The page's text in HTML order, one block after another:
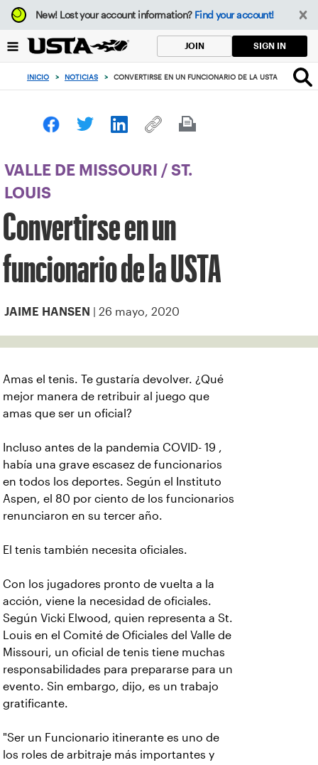
Enfoque
desde
botón
volver
principio
New!Lost your account information? Find your account!
JOIN SIGN IN
INICIO > NOTICIAS > CONVERTIRSE EN UN FUNCIONARIO DE LA USTA
VALLE DE MISSOURI / ST.
LOUIS
Convertirse en un
funcionario de la USTA
JAIME HANSEN | 26 mayo, 2020
Amas el tenis. Te gustaría devolver. ¿Qué
mejor manera de retribuir al juego que
amas que ser un oficial?
Incluso antes de la pandemia COVID- 19 ,
había una grave escasez de funcionarios
en todos los deportes. Según el Instituto
Aspen, el 80 por ciento de los funcionarios
renunciaron en su tercer año.
El tenis también necesita oficiales.
Con los jugadores pronto de vuelta a la
acción, viene la necesidad de oficiales.
Según Vicki Elwood, quien representa a St.
Louis en el Comité de Oficiales del Valle de
Missouri, un oficial de tenis tiene muchas
responsabilidades para prepararse para un
evento. Sin embargo, dijo, es un trabajo
gratificante.
"Ser un Funcionario itinerante es uno de
los roles de arbitraje más importantes y